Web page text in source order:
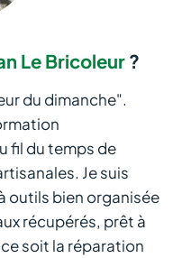
Le Bricoleur?
du dimanche".
fil du temps de
Je suis
outils bien organisée
récupérés, prêt à
soit la réparation